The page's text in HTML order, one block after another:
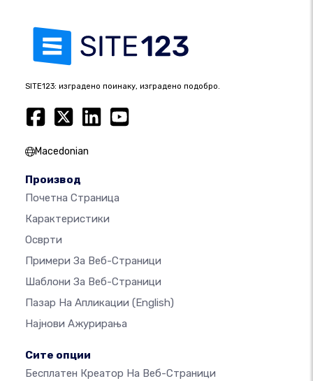
SITE123: изградено поинаку, изградено подобро.
Macedonian
Производ
Почетна Страница
Карактеристики
Осврти
Примери За Веб-Страници
Шаблони За Веб-Страници
Пазар На Апликации (English)
Најнови Ажурирања
Сите опции
Бесплатен Креатор На Веб-Страници